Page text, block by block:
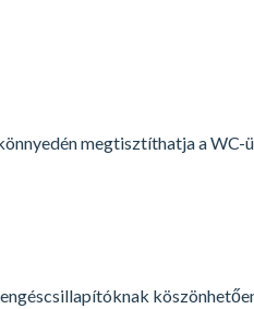
megtisztíthatja a WC-